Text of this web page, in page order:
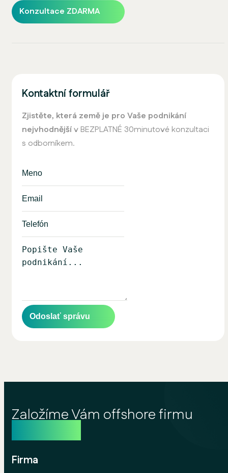
Konzultace ZDARMA
Kontaktní formulář
Zjistěte, která země je pro Vaše podnikání
nejvhodnějšív BEZPLATNÉ 30minutové konzultaci
s odborníkem.
Odoslať správu
Založíme Vám offshore firmu
Firma